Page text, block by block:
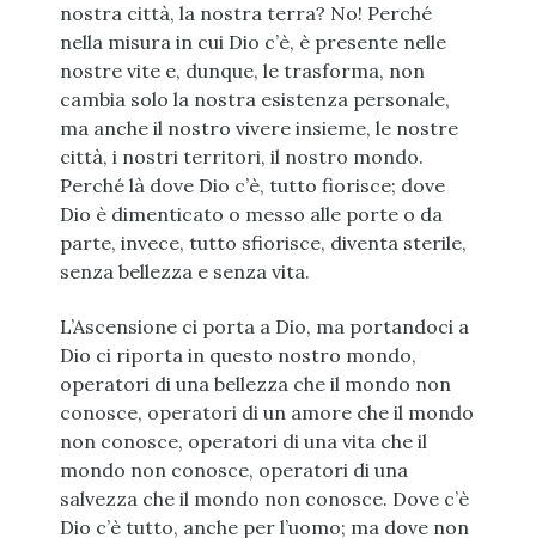
nostra città, la nostra terra? No! Perché
nella misura in cui Dio c’è, è presente nelle
nostre vite e, dunque, le trasforma, non
cambia solo la nostra esistenza personale,
ma anche il nostro vivere insieme, le nostre
città, i nostri territori, il nostro mondo.
Perché là dove Dio c’è, tutto fiorisce; dove
Dio è dimenticato o messo alle porte o da
parte, invece, tutto sfiorisce, diventa sterile,
senza bellezza e senza vita.
L’Ascensione ci porta a Dio, ma portandoci a
Dio ci riporta in questo nostro mondo,
operatori di una bellezza che il mondo non
conosce, operatori di un amore che il mondo
non conosce, operatori di una vita che il
mondo non conosce, operatori di una
salvezza che il mondo non conosce. Dove c’è
Dio c’è tutto, anche per l’uomo; ma dove non